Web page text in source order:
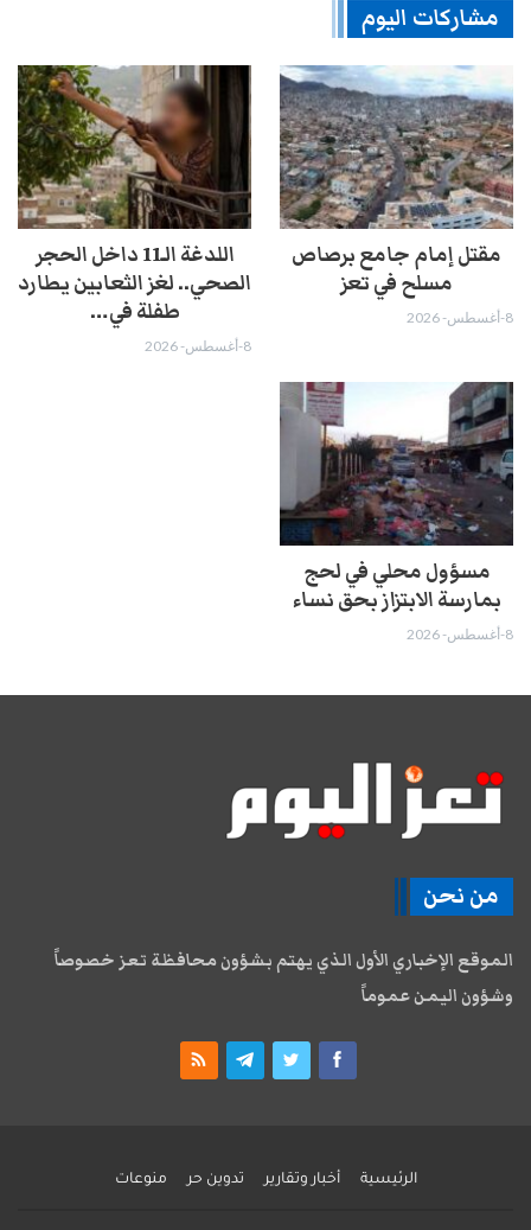
مشاركات اليوم
مقتل إمام جامع برصاص
مسلح في تعز
8-أغسطس- 2026
اللدغة الـ11 داخل الحجر
الصحي.. لغز الثعابين يطارد
طفلة في…
8-أغسطس- 2026
مسؤول محلي في لحج
بمارسة الابتزاز بحق نساء
8-أغسطس- 2026
من نحن
الموقع الإخباري الأول الذي يهتم بشؤون محافظة تعز خصوصاً
وشؤون اليمن عموماً
الرئيسية أخبار وتقارير تدوين حر منوعات